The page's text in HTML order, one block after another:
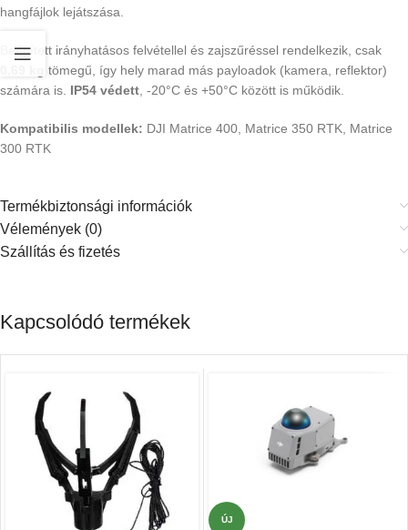
hangfájlok lejátszása.
Beépített irányhatásos felvétellel és zajszűréssel rendelkezik, csak
tömegű, így hely marad más payloadok (kamera, reflektor)
számára is. IP54 védett , -20°C és +50°C között is működik.
Kompatibilis modellek: DJI Matrice 400, Matrice 350 RTK, Matrice
300 RTK
Termékbiztonsági információk
Vélemények (0)
Szállítás és fizetés
Kapcsolódó termékek
ÚJ